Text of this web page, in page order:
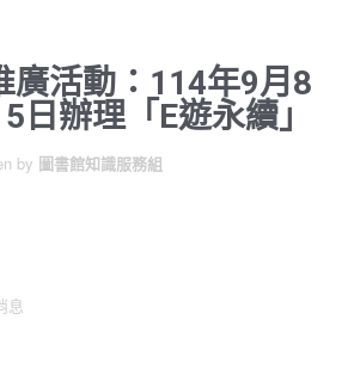
廣活動：114年9月8
日辦理「E遊永續」
by 圖書館知識服務組
息